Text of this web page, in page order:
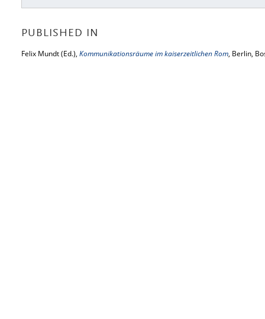
PUBLISHED IN
Felix Mundt (Ed.), Kommunikationsräume im kaiserzeitlichen Rom, Berlin,